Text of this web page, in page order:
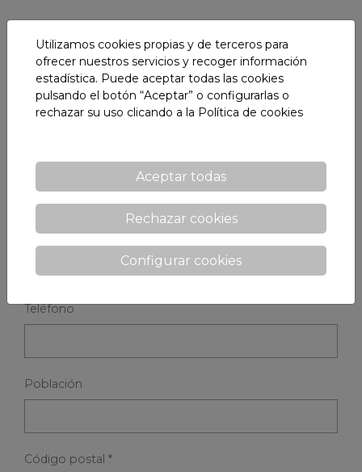
CONTÁCTANOS
Si desea más información, rellene el siguente
formulario y contactaremos con usted lo antes
Nombre y apellidos
E-mail *
Teléfono
Población
Código postal *
Utilizamos cookies propias y de terceros para
ofrecer nuestros servicios y recoger información
estadística. Puede aceptar todas las cookies
pulsando el botón “Aceptar” o configurarlas o
rechazar su uso clicando a la Política de cookies
Aceptar todas
Rechazar cookies
Configurar cookies